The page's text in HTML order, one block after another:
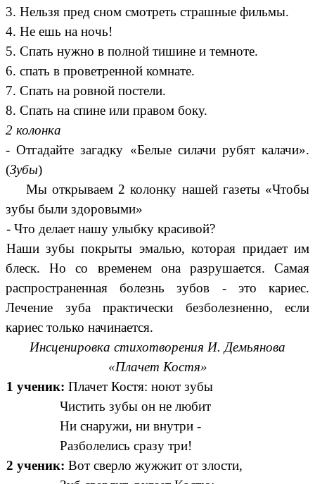
3. Нельзя пред сном смотреть страшные фильмы.
4. Не ешь на ночь!
5. Спать нужно в полной тишине и темноте.
6. спать в проветренной комнате.
7. Спать на ровной постели.
8. Спать на спине или правом боку.
2 колонка
- Отгадайте загадку «Белые силачи рубят калачи».
(Зубы)
Мы открываем 2 колонку нашей газеты «Чтобы
зубы были здоровыми»
- Что делает нашу улыбку красивой?
Наши зубы покрыты эмалью, которая придает им
блеск. Но со временем она разрушается. Самая
распространенная болезнь зубов - это кариес.
Лечение зуба практически безболезненно, если
кариес только начинается.
Инсценировка стихотворения И. Демьянова
«Плачет Костя»
1 ученик: Плачет Костя: ноют зубы
Чистить зубы он не любит
Ни снаружи, ни внутри -
Разболелись сразу три!
2 ученик: Вот сверло жужжит от злости,